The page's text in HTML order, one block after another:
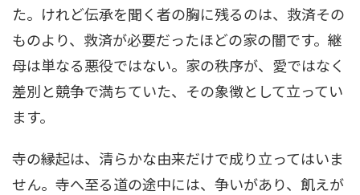
た。けれど伝承を聞く者の胸に残るのは、救済その
ものより、救済が必要だったほどの家の闇です。継
母は単なる悪役ではない。家の秩序が、愛ではなく
差別と競争で満ちていた、その象徴として立ってい
ます。
寺の縁起は、清らかな由来だけで成り立ってはいま
せん。寺へ至る道の途中には、争いがあり、飢えが